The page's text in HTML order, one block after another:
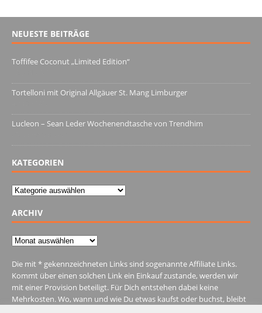
NEUESTE BEITRÄGE
Toffifee Coconut „Limited Edition“
Tortelloni mit Original Allgäuer St. Mang Limburger
Lucleon – Sean Leder Wochenendtasche von Trendhim
KATEGORIEN
Kategorien
ARCHIV
Archiv
Die mit * gekennzeichneten Links sind sogenannte Affiliate Links.
Kommt über einen solchen Link ein Einkauf zustande, werden wir
mit einer Provision beteiligt. Für Dich entstehen dabei keine
Mehrkosten. Wo, wann und wie Du etwas kaufst oder buchst, bleibt